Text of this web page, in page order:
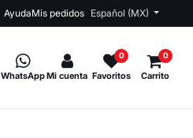
AyudaMis pedidos Español (MX)
WhatsAppMi cuenta Favoritos
0
Carrito
0